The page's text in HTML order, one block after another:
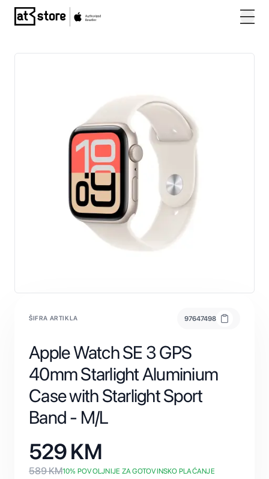
Posjetite početnu stranicu AT Store
ŠIFRA ARTIKLA 97647498
Apple Watch SE 3 GPS
40mm Starlight Aluminium
Case with Starlight Sport
Band - M/L
529KM
589KM10% POVOLJNIJE ZA GOTOVINSKO PLAĆANJE